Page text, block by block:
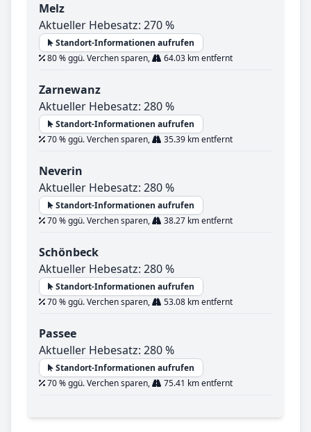
Melz
Aktueller Hebesatz: 270 %
Standort-Informationen aufrufen
80 % ggü. Verchen sparen,
64.03 km entfernt
Zarnewanz
Aktueller Hebesatz: 280 %
Standort-Informationen aufrufen
70 % ggü. Verchen sparen,
35.39 km entfernt
Neverin
Aktueller Hebesatz: 280 %
Standort-Informationen aufrufen
70 % ggü. Verchen sparen,
38.27 km entfernt
Schönbeck
Aktueller Hebesatz: 280 %
Standort-Informationen aufrufen
70 % ggü. Verchen sparen,
53.08 km entfernt
Passee
Aktueller Hebesatz: 280 %
Standort-Informationen aufrufen
70 % ggü. Verchen sparen,
75.41 km entfernt